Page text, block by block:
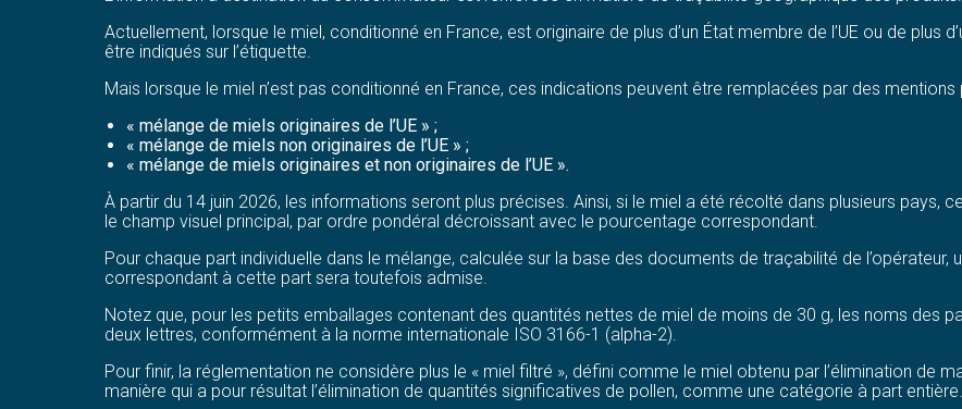
Actuellement, lorsque le miel, conditionné en France, est originaire de plus d’un État membre de l’UE ou de plus
être indiqués sur l’étiquette.
Mais lorsque le miel n’est pas conditionné en France, ces indications peuvent être remplacées par des mentions
« mélange de miels originaires de l’UE » ;
« mélange de miels non originaires de l’UE » ;
« mélange de miels originaires et non originaires de l’UE ».
À partir du 14 juin 2026, les informations seront plus précises. Ainsi, si le miel a été récolté dans plusieurs pays,
le champ visuel principal, par ordre pondéral décroissant avec le pourcentage correspondant.
Pour chaque part individuelle dans le mélange, calculée sur la base des documents de traçabilité de l’opérateur,
correspondant à cette part sera toutefois admise.
Notez que, pour les petits emballages contenant des quantités nettes de miel de moins de 30 g, les noms des
deux lettres, conformément à la norme internationale ISO 3166-1 (alpha-2).
Pour finir, la réglementation ne considère plus le « miel filtré », défini comme le miel obtenu par l’élimination de
manière qui a pour résultat l’élimination de quantités significatives de pollen, comme une catégorie à part entière.